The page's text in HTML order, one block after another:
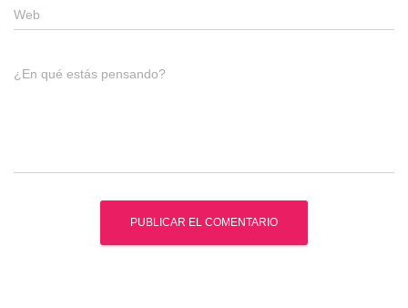
Web
¿En qué estás pensando?